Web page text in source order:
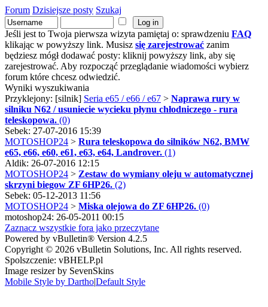
Forum Dzisiejsze posty Szukaj
Jeśli jest to Twoja pierwsza wizyta pamiętaj o: sprawdzeniu FAQ
klikając w powyższy link. Musisz się zarejestrować zanim
będziesz mógł dodawać posty: kliknij powyższy link, aby się
zarejestrować. Aby rozpocząć przeglądanie wiadomości wybierz
forum które chcesz odwiedzić.
Wyniki wyszukiwania
Przyklejony: [silnik] Seria e65 / e66 / e67 > Naprawa rury w
silniku N62 / usuniecie wycieku płynu chłodniczego - rura
teleskopowa. (0)
Sebek: 27-07-2016 15:39
MOTOSHOP24 > Rura teleskopowa do silników N62, BMW
e65, e66, e60, e61, e63, e64, Landrover. (1)
Aldik: 26-07-2016 12:15
MOTOSHOP24 > Zestaw do wymiany oleju w automatycznej
skrzyni biegow ZF 6HP26. (2)
Sebek: 05-12-2013 11:56
MOTOSHOP24 > Miska olejowa do ZF 6HP26. (0)
motoshop24: 26-05-2011 00:15
Zaznacz wszystkie fora jako przeczytane
Powered by vBulletin® Version 4.2.5
Copyright © 2026 vBulletin Solutions, Inc. All rights reserved.
Spolszczenie: vBHELP.pl
Image resizer by SevenSkins
Mobile Style by Dartho|Default Style